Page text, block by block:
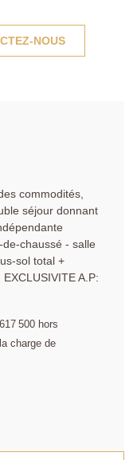
NOUS
commodités,
séjour donnant
chaussé - salle
sol total +
A.P:
500 hors
charge de